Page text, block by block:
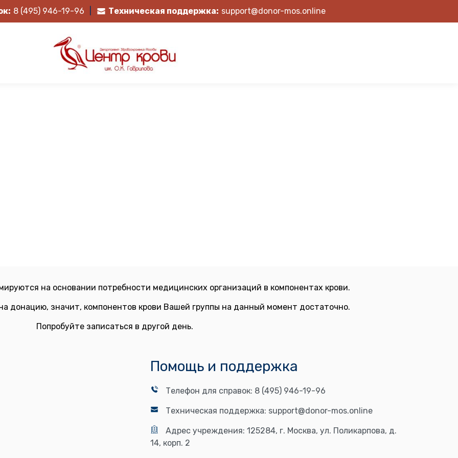
8 (495) 946-19-96 Техническая поддержка: support@donor-mos.online
на основании потребности медицинских организаций в компонентах крови.
донацию, значит, компонентов крови Вашей группы на данный момент достаточно.
Попробуйте записаться в другой день.
Помощь и поддержка
Телефон для справок: 8 (495) 946-19-96
Техническая поддержка: support@donor-mos.online
Адрес учреждения: 125284, г. Москва, ул. Поликарпова, д.
14, корп. 2